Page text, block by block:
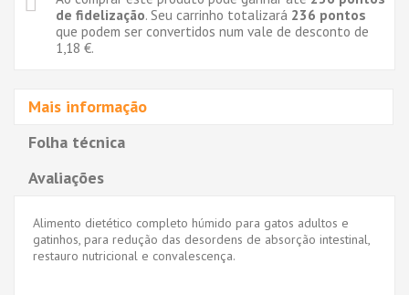
de fidelização. Seu carrinho totalizará 236 pontos
que podem ser convertidos num vale de desconto de
1,18 €.
Mais informação
Folha técnica
Avaliações
Alimento dietético completo húmido para gatos adultos e
gatinhos, para redução das desordens de absorção intestinal,
restauro nutricional e convalescença.